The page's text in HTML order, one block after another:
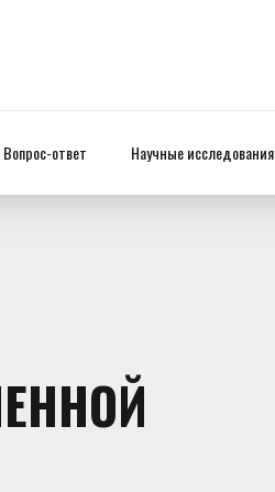
Вопрос-ответ Научные исследования